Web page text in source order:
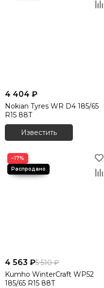
4 404 ₽
Nokian Tyres WR D4 185/65
R15 88T
Известить
−17%
4 563 ₽5 510 ₽
Kumho WinterCraft WP52
185/65 R15 88T